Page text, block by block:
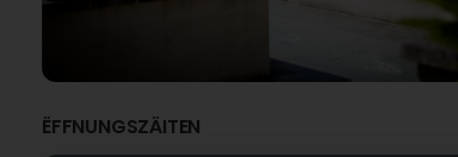
ËFFNUNGSZÄITEN